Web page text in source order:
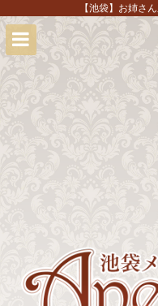
【池袋】お姉さ